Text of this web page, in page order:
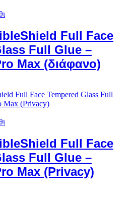
Full Face
Full Glue –
Max (διάφανο)
Full Face
Full Glue –
Max (Privacy)